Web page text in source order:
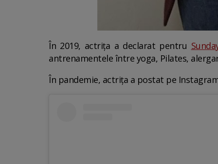
În 2019, actrița a declarat pentru
antrenamentele între yoga, Pilates,
În pandemie, actrița a postat pe